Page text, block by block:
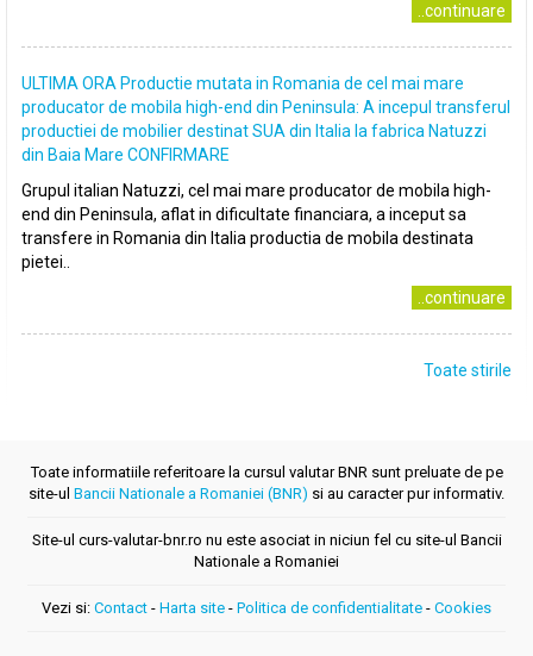
..continuare
ULTIMA ORA Productie mutata in Romania de cel mai mare
producator de mobila high-end din Peninsula: A incepul transferul
productiei de mobilier destinat SUA din Italia la fabrica Natuzzi
din Baia Mare CONFIRMARE
Grupul italian Natuzzi, cel mai mare producator de mobila high-
end din Peninsula, aflat in dificultate financiara, a inceput sa
transfere in Romania din Italia productia de mobila destinata
pietei..
..continuare
Toate stirile
Toate informatiile referitoare la cursul valutar BNR sunt preluate de pe
site-ul Bancii Nationale a Romaniei (BNR) si au caracter pur informativ.
Site-ul curs-valutar-bnr.ro nu este asociat in niciun fel cu site-ul Bancii
Nationale a Romaniei
Vezi si: Contact - Harta site - Politica de confidentialitate - Cookies